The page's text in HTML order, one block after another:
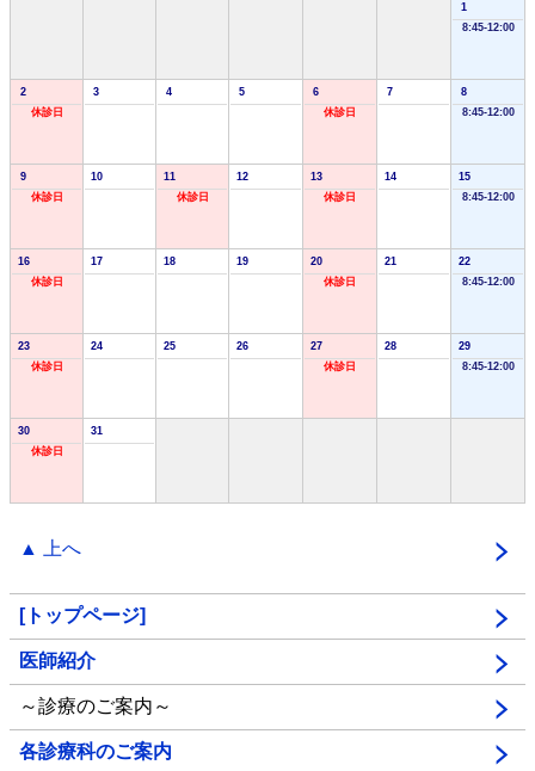
1
8:45-12:00
2
休診日
3 4 5
6
休診日
7
8
8:45-12:00
9
休診日
10
11
休診日
12
13
休診日
14
15
8:45-12:00
16
休診日
17 18 19
20
休診日
21
22
8:45-12:00
23
休診日
24 25 26
27
休診日
28
29
8:45-12:00
30
休診日
31
▲ 上へ
[トップページ]
医師紹介
～診療のご案内～
各診療科のご案内